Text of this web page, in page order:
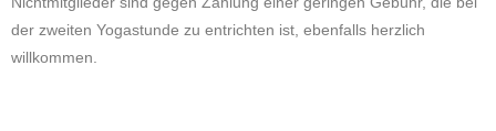
der zweiten Yogastunde zu entrichten ist, ebenfalls herzlich
willkommen.